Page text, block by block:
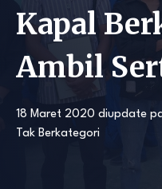
Kapal
Ambil
18 Maret 2020 diupdate
Tak Berkategori